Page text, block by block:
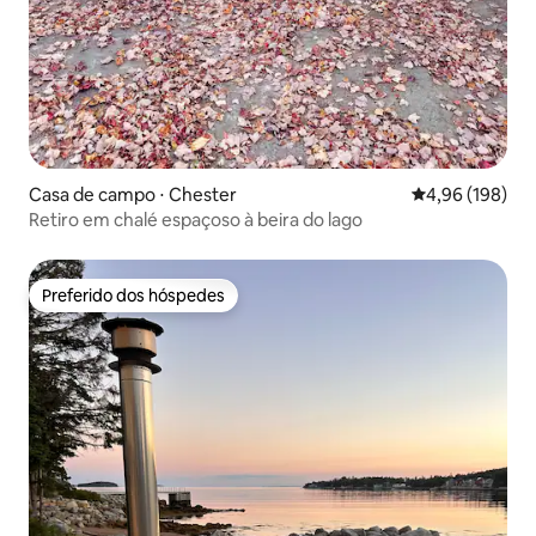
Casa de campo ⋅ Chester 4,96 de uma
4,96 (198)
Retiro em chalé espaçoso à beira do lago
Preferido dos hóspedes
Preferido dos hóspedes